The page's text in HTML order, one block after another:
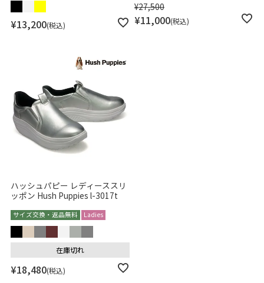
¥13,200 税込
¥27,500
¥11,000 税込
ハッシュパピー レディーススリ
ッポン Hush Puppies l-3017t
サイズ交換・返品無料 Ladies
¥18,480 税込
在庫切れ